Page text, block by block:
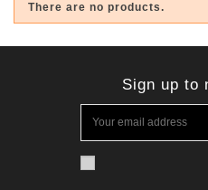
There are no products.
Sign up to